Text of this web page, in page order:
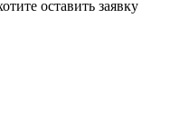
оставить заявку